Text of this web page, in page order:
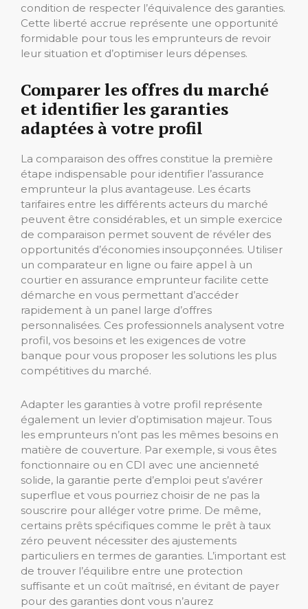
condition de respecter l’équivalence des garanties.
Cette liberté accrue représente une opportunité
formidable pour tous les emprunteurs de revoir
leur situation et d’optimiser leurs dépenses.
Comparer les offres du marché
et identifier les garanties
adaptées à votre profil
La comparaison des offres constitue la première
étape indispensable pour identifier l’assurance
emprunteur la plus avantageuse. Les écarts
tarifaires entre les différents acteurs du marché
peuvent être considérables, et un simple exercice
de comparaison permet souvent de révéler des
opportunités d’économies insoupçonnées. Utiliser
un comparateur en ligne ou faire appel à un
courtier en assurance emprunteur facilite cette
démarche en vous permettant d’accéder
rapidement à un panel large d’offres
personnalisées. Ces professionnels analysent votre
profil, vos besoins et les exigences de votre
banque pour vous proposer les solutions les plus
compétitives du marché.
Adapter les garanties à votre profil représente
également un levier d’optimisation majeur. Tous
les emprunteurs n’ont pas les mêmes besoins en
matière de couverture. Par exemple, si vous êtes
fonctionnaire ou en CDI avec une ancienneté
solide, la garantie perte d’emploi peut s’avérer
superflue et vous pourriez choisir de ne pas la
souscrire pour alléger votre prime. De même,
certains prêts spécifiques comme le prêt à taux
zéro peuvent nécessiter des ajustements
particuliers en termes de garanties. L’important est
de trouver l’équilibre entre une protection
suffisante et un coût maîtrisé, en évitant de payer
pour des garanties dont vous n’aurez